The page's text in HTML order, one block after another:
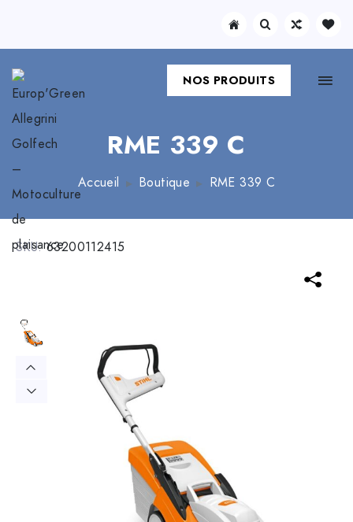
NOS PRODUITS
RME 339 C
Accueil Boutique RME 339 C
SKU:63200112415